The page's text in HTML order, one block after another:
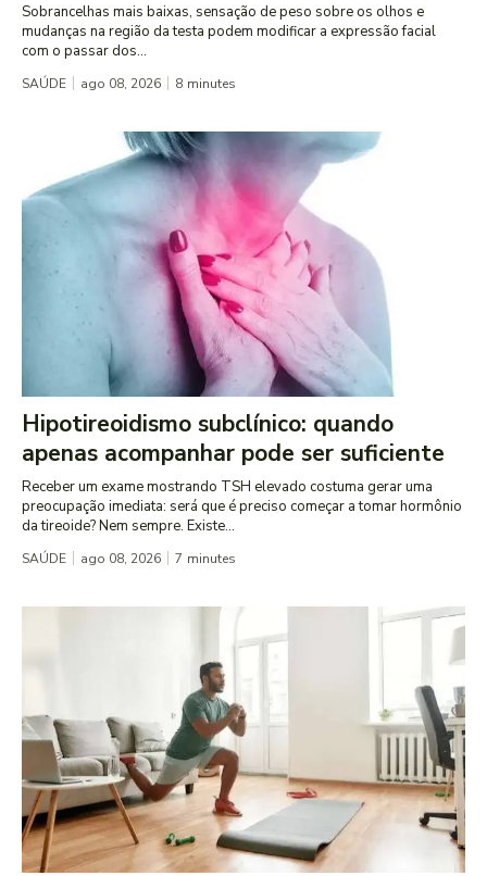
Sobrancelhas mais baixas, sensação de peso sobre os olhos e
mudanças na região da testa podem modificar a expressão facial
com o passar dos...
SAÚDE ago 08, 2026 8 minutes
Hipotireoidismo subclínico: quando
apenas acompanhar pode ser suficiente
Receber um exame mostrando TSH elevado costuma gerar uma
preocupação imediata: será que é preciso começar a tomar hormônio
da tireoide? Nem sempre. Existe...
SAÚDE ago 08, 2026 7 minutes